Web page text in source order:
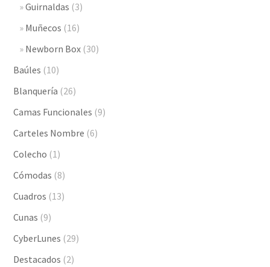
Guirnaldas (3)
Muñecos (16)
Newborn Box (30)
Baúles (10)
Blanquería (26)
Camas Funcionales (9)
Carteles Nombre (6)
Colecho (1)
Cómodas (8)
Cuadros (13)
Cunas (9)
CyberLunes (29)
Destacados (2)